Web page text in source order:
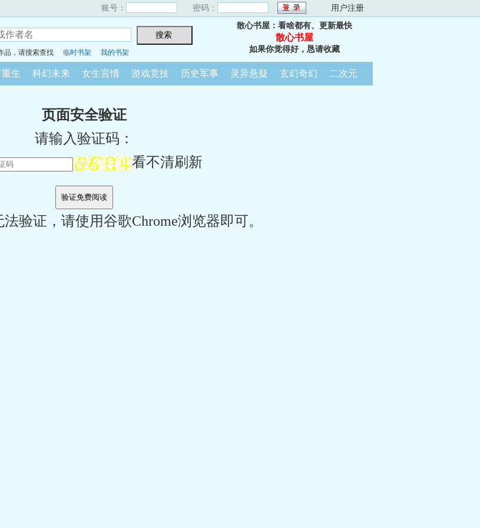
账号： 密码： 用户注册
品，请搜索查找 临时书架 我的书架
散心书屋：看啥都有、更新最快
散心书屋
如果你觉得好，恳请收藏
生 科幻未来 女生言情 游戏竞技 历史军事 灵异悬疑 玄幻奇幻 二次元
页面安全验证
请输入验证码：
看不清刷新
验证，请使用谷歌Chrome浏览器即可。